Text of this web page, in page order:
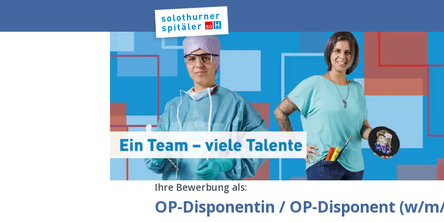
Ihre Bewerbung als:
OP-Disponentin / OP-Disponent (w/